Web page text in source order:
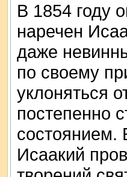
В 1854 году
наречен
даже
по своему
уклоняться
постепенно
состоянием.
Исаакий